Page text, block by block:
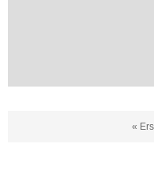
«